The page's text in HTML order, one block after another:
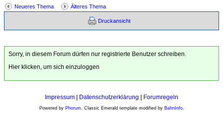
Neueres Thema
Älteres Thema
Druckansicht
Sorry, in diesem Forum dürfen nur registrierte Benutzer schreiben.
Hier klicken, um sich einzuloggen
Impressum Datenschutzerklärung Forumregeln
Powered by Phorum. Classic Emerald template modified by BahnInfo.